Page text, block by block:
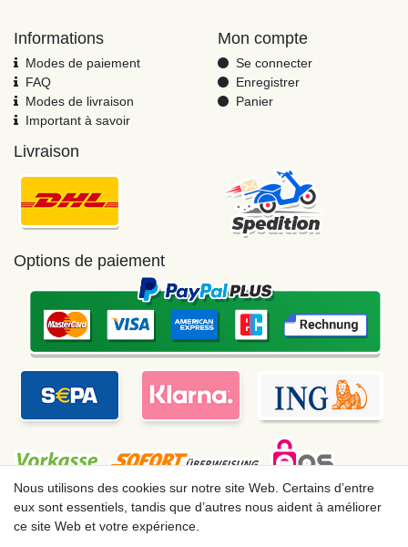
Informations
Modes de paiement
FAQ
Modes de livraison
Important à savoir
Mon compte
Se connecter
Enregistrer
Panier
Livraison
Options de paiement
Mentions légales Déclaration de confidentialité
Nous utilisons des cookies sur notre site Web. Certains d’entre
eux sont essentiels, tandis que d’autres nous aident à améliorer
ce site Web et votre expérience.